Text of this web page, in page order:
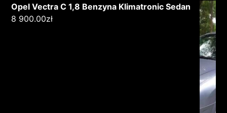
Opel Vectra C 1,8 Benzyna Klimatronic Sedan
8 900.00zł